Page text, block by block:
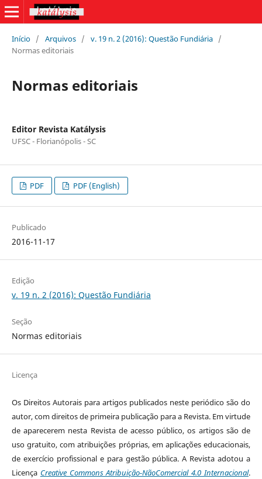
Início / Arquivos / v. 19 n. 2 (2016): Questão Fundiária /
Normas editoriais
Normas editoriais
Editor Revista Katálysis
UFSC - Florianópolis - SC
PDF PDF (English)
Publicado
2016-11-17
Edição
v. 19 n. 2 (2016): Questão Fundiária
Seção
Normas editoriais
Licença
Os Direitos Autorais para artigos publicados neste periódico são do
autor, com direitos de primeira publicação para a Revista. Em virtude
de aparecerem nesta Revista de acesso público, os artigos são de
uso gratuito, com atribuições próprias, em aplicações educacionais,
de exercício profissional e para gestão pública. A Revista adotou a
Licença Creative Commons Atribuição-NãoComercial 4.0 Internacional.